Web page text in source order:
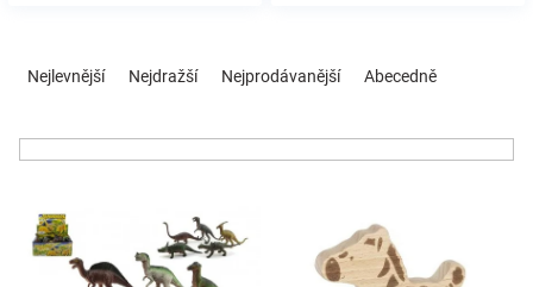
zábava
Těhotenské
Nejlevnější Nejdražší Nejprodávanější Abecedně